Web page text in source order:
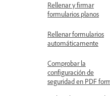
Rellenar y firmar
formularios planos
Rellenar formularios
automáticamente
Comprobar la
configuración de
seguridad en PDF